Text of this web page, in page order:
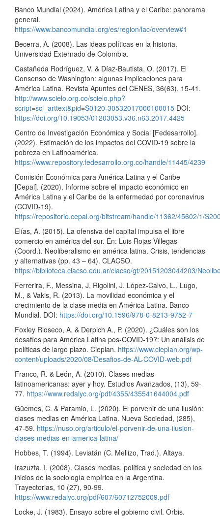
Banco Mundial (2024). América Latina y el Caribe: panorama
general.
https://www.bancomundial.org/es/region/lac/overview#1
Becerra, A. (2008). Las ideas políticas en la historia.
Universidad Externado de Colombia.
Castañeda Rodríguez, V. & Díaz-Bautista, O. (2017). El
Consenso de Washington: algunas implicaciones para
América Latina. Revista Apuntes del CENES, 36(63), 15-41.
http://www.scielo.org.co/scielo.php?
script=sci_arttext&pid=S0120-30532017000100015 DOI:
https://doi.org/10.19053/01203053.v36.n63.2017.4425
Centro de Investigación Económica y Social [Fedesarrollo].
(2022). Estimación de los impactos del COVID-19 sobre la
pobreza en Latinoamérica.
https://www.repository.fedesarrollo.org.co/handle/11445/4239
Comisión Económica para América Latina y el Caribe
[Cepal]. (2020). Informe sobre el impacto económico en
América Latina y el Caribe de la enfermedad por coronavirus
(COVID-19).
https://repositorio.cepal.org/bitstream/handle/11362/45602/1/
Elías, A. (2015). La ofensiva del capital impulsa el libre
comercio en américa del sur. En: Luis Rojas Villegas
(Coord.). Neoliberalismo en américa latina. Crisis, tendencias
y alternativas (pp. 43 – 64). CLACSO.
https://biblioteca.clacso.edu.ar/clacso/gt/20151203044203/
Ferrerira, F., Messina, J, Rigolini, J. López-Calvo, L., Lugo,
M., & Vakis, R. (2013). La movilidad económica y el
crecimiento de la clase media en América Latina. Banco
Mundial. DOI: https://doi.org/10.1596/978-0-8213-9752-7
Foxley Rioseco, A. & Derpich A., P. (2020). ¿Cuáles son los
desafíos para América Latina pos-COVID-19?: Un análisis de
políticas de largo plazo. Cieplan. https://www.cieplan.org/wp-
content/uploads/2020/08/Desafios-de-AL-COVID-web.pdf
Franco, R. & León, A. (2010). Clases medias
latinoamericanas: ayer y hoy. Estudios Avanzados, (13), 59-
77. https://www.redalyc.org/pdf/4355/435541644004.pdf
Güemes, C. & Paramio, L. (2020). El porvenir de una ilusión:
clases medias en América Latina. Nueva Sociedad, (285),
47-59. https://nuso.org/articulo/el-porvenir-de-una-ilusion-
clases-medias-en-america-latina/
Hobbes, T. (1994). Leviatán (C. Mellizo, Trad.). Altaya.
Irazuzta, I. (2008). Clases medias, política y sociedad en los
inicios de la sociología empírica en la Argentina.
Trayectorias, 10 (27), 90-99.
https://www.redalyc.org/pdf/607/60712752009.pdf
Locke, J. (1983). Ensayo sobre el gobierno civil. Orbis.